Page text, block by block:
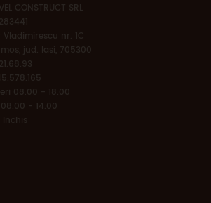
CONSTRUCT SRL
nr. 1C
jud. Iasi, 705300
08.00 - 18.00
- 14.00